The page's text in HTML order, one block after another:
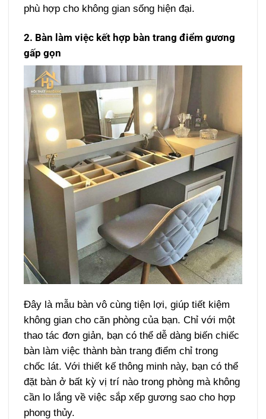
phù hợp cho không gian sống hiện đại.
2. Bàn làm việc kết hợp bàn trang điểm gương
gấp gọn
Đây là mẫu bàn vô cùng tiện lợi, giúp tiết kiệm
không gian cho căn phòng của bạn. Chỉ với một
thao tác đơn giản, bạn có thể dễ dàng biến chiếc
bàn làm việc thành bàn trang điểm chỉ trong
chốc lát. Với thiết kế thông minh này, bạn có thể
đặt bàn ở bất kỳ vị trí nào trong phòng mà không
cần lo lắng về việc sắp xếp gương sao cho hợp
phong thủy.